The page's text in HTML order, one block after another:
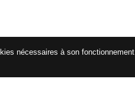
nécessaires à son fonctionnement.